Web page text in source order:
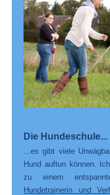
Die Hundeschule...
...es gibt viele
Hund auftun können.
zu einem
Hundetrainerin und